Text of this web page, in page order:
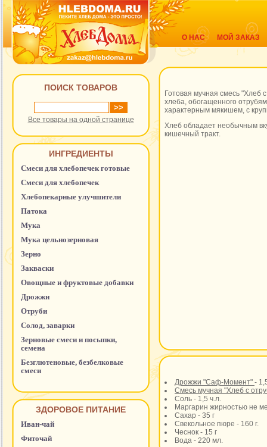
О НАС МОЙ ЗАКАЗ
ПОИСК ТОВАРОВ
Все товары на одной странице
ИНГРЕДИЕНТЫ
Смеси для хлебопечек готовые
Смеси для хлебопечек
Хлебопекарные улучшители
Патока
Мука
Мука цельнозерновая
Зерно
Закваски
Овощные и фруктовые добавки
Дрожжи
Отруби
Солод, заварки
Зерновые смеси и посыпки,
семена
Безглютеновые, безбелковые
смеси
ЗДОРОВОЕ ПИТАНИЕ
Иван-чай
Фиточай
Готовая мучная смесь "Хлеб
хлеба, обогащенного
характерным мякишем, с
Хлеб обладает необычным
кишечный тракт.
Дрожжи "Саф-Момент" -
Смесь мучная "Хлеб с
Соль - 1,5 ч.л.
Маргарин жирностью не
Сахар - 35 г
Свекольное пюре - 160 г.
Чеснок - 15 г
Вода - 220 мл.